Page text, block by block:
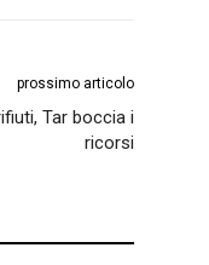
prossimo articolo
Tar boccia i
ricorsi